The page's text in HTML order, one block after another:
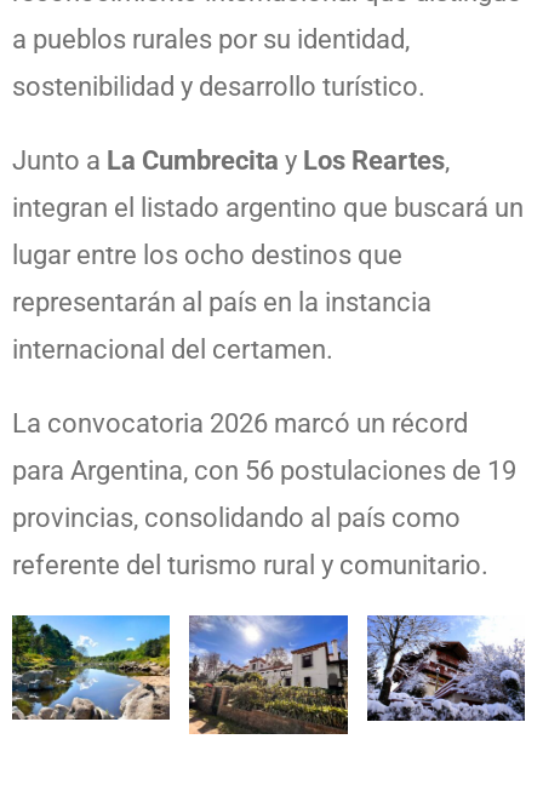
a pueblos rurales por su identidad,
sostenibilidad y desarrollo turístico.
Junto a La Cumbrecita y Los Reartes,
integran el listado argentino que buscará un
lugar entre los ocho destinos que
representarán al país en la instancia
internacional del certamen.
La convocatoria 2026 marcó un récord
para Argentina, con 56 postulaciones de 19
provincias, consolidando al país como
referente del turismo rural y comunitario.